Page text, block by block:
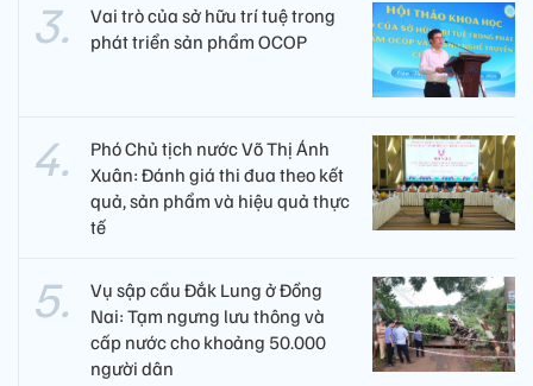
Vai trò của sở hữu trí tuệ trong
phát triển sản phẩm OCOP
Phó Chủ tịch nước Võ Thị Ánh
Xuân: Đánh giá thi đua theo kết
quả, sản phẩm và hiệu quả thực
tế
Vụ sập cầu Đắk Lung ở Đồng
Nai: Tạm ngưng lưu thông và
cấp nước cho khoảng 50.000
người dân